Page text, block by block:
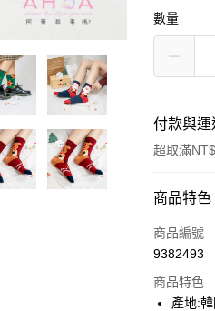
數量
付款與運
超取滿
付款方式
信用卡一次
LINE Pay
商品特色
商品編號
9382493
商品特色
產地:韓